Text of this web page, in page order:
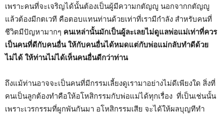
เพราะคนที่จะเจริญได้นั้นต้องเป็นผู้มีความกตัญญู นอกจากกตัญญู
แล้วต้องมีกตเวที คือตอบแทนท่านด้วยเท่าที่เรามีกำลัง สำหรับคนที่
ชีวิตมีปัญหามากๆ คนเหล่านั้นมักเป็นผู้ละเลยไม่ดูแลพ่อแม่เท่าที่ควร
เป็นคนที่ดีกับคนอื่น ให้กับคนอื่นได้หมดแต่กับพ่อแม่กลับทำดีด้วย
ไม่ได้ ให้ท่านไม่ได้เห็นคนอื่นดีกว่าท่าน
ถึงแม้ท่านอาจจะเป็นคนที่มีกรรมเลี้ยงดูเรามาอย่างไม่ดีเพียงใด สิ่งที่
คนเป็นลูกต้องทำคือให้อโหสิกรรมกับพ่อแม่ได้ทุกเรื่อง ที่เป็นเช่นนั้น
เพราะเวรกรรมที่ผูกพันกันมา อโหสิกรรมเสีย จะได้ให้ผลบุญทีทำ